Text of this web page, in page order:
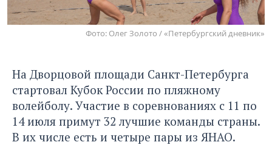
Фото: Олег Золото / «Петербургский дневник»
На Дворцовой площади Санкт-Петербурга
стартовал Кубок России по пляжному
волейболу. Участие в соревнованиях с 11 по
14 июля примут 32 лучшие команды страны.
В их числе есть и четыре пары из ЯНАО.